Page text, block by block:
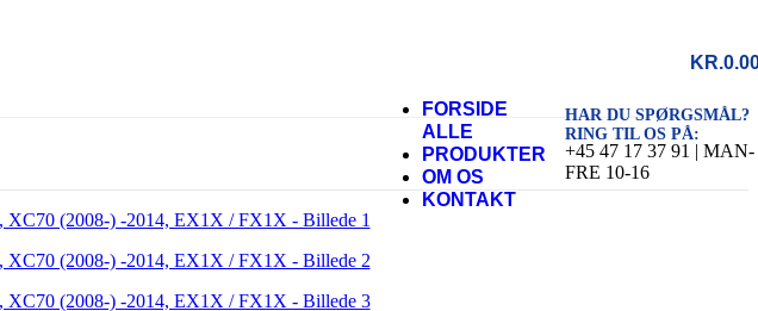
KR.
FORSIDE
ALLE
PRODUKTER
OM OS
KONTAKT
HAR DU SPØRGSMÅL?
RING TIL OS PÅ:
+45 47 17 37 91 | MAN-
FRE 10-16